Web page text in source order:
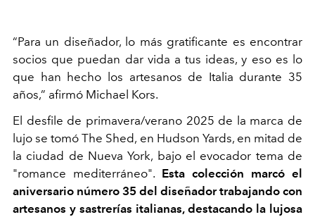
“Para un diseñador, lo más gratificante es encontrar
socios que puedan dar vida a tus ideas, y eso es lo
que han hecho los artesanos de Italia durante 35
años,” afirmó Michael Kors.
El desfile de primavera/verano 2025 de la marca de
lujo se tomó The Shed, en Hudson Yards, en mitad de
la ciudad de Nueva York, bajo el evocador tema de
"romance mediterráneo". Esta colección marcó el
aniversario número 35 del diseñador trabajando con
artesanos y sastrerías italianas, destacando la lujosa